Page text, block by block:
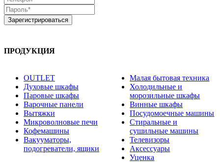
ПРОДУКЦИЯ
OUTLET
Духовые шкафы
Паровые шкафы
Варочные панели
Вытяжки
Микроволновые печи
Кофемашины
Вакууматоры,
подогреватели, ящики
Малая бытовая техника
Холодильные и
морозильные шкафы
Винные шкафы
Посудомоечные машины
Стиральные и
сушильные машины
Телевизоры
Аксессуары
Уценка